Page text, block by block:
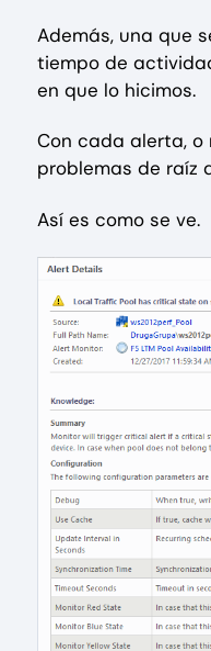
Además, una que
tiempo de
en que lo hicimos.
Con cada alerta,
problemas de raíz
Así es como se ve.